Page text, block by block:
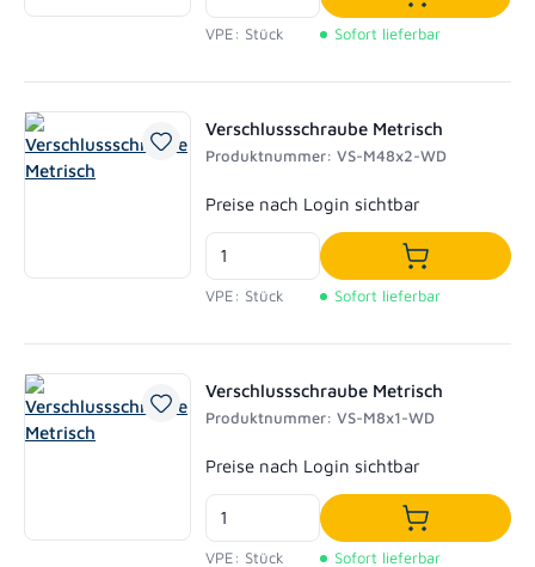
VPE: Stück
In den
Sofort lieferbar
Verschlussschraube Metrisch
Produktnummer: VS-M48x2-WD
Regulärer Preis:
Preise nach Login sichtbar
VPE: Stück
In den
Sofort lieferbar
Verschlussschraube Metrisch
Produktnummer: VS-M8x1-WD
Regulärer Preis:
Preise nach Login sichtbar
VPE: Stück
In den
Sofort lieferbar